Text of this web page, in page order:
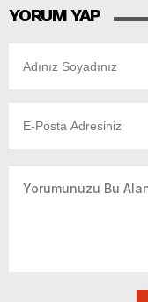
YORUM YAP